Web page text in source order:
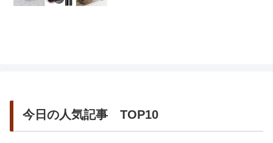
今日の人気記事 TOP10